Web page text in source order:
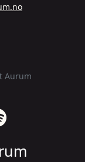
Aurum
oss på YouTube